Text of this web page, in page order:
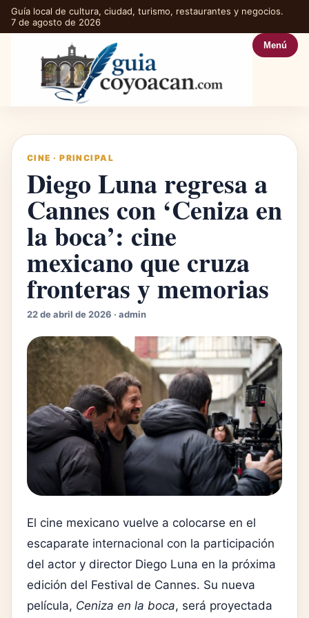
Guía local de cultura, ciudad, turismo, restaurantes y negocios.
7 de agosto de 2026
Menú
CINE ·PRINCIPAL
Diego Luna regresa a
Cannes con ‘Ceniza en
la boca’: cine
mexicano que cruza
fronteras y memorias
22 de abril de 2026 · admin
El cine mexicano vuelve a colocarse en el
escaparate internacional con la participación
del actor y director Diego Luna en la próxima
edición del Festival de Cannes. Su nueva
película, Ceniza en la boca, será proyectada